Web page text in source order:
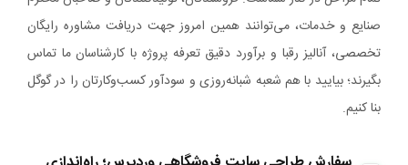
صنایع و خدمات، می‌توانند همین امروز جهت دریافت مشاوره رایگان
تخصصی، آنالیز رقبا و برآورد دقیق تعرفه پروژه با کارشناسان ما تماس
بگیرند؛ بیایید با هم شعبه شبانه‌روزی و سودآور کسب‌وکارتان را در گوگل
بنا کنیم.